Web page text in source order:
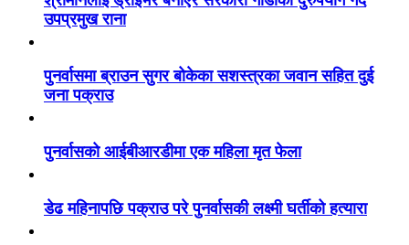
उपप्रमुख राना
पुनर्वासमा ब्राउन सुगर बोकेका सशस्त्रका जवान सहित दुई
जना पक्राउ
पुनर्वासको आईबीआरडीमा एक महिला मृत फेला
डेढ महिनापछि पक्राउ परे पुनर्वासकी लक्ष्मी घर्तीको हत्यारा